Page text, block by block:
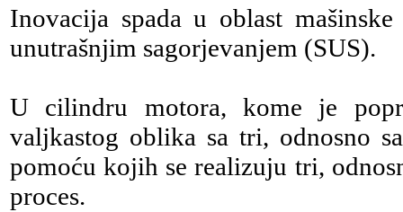
Inovacija spada u oblast
unutrašnjim sagorjevanjem (SUS).
U cilindru motora, kome je
valjkastog oblika sa tri, odnosno
pomoću kojih se realizuju tri,
proces.